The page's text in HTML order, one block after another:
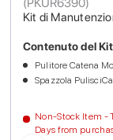
Kit di
Non-Stock Item -
Days from
Contenuto del
Pulitore Catena
Spazzola